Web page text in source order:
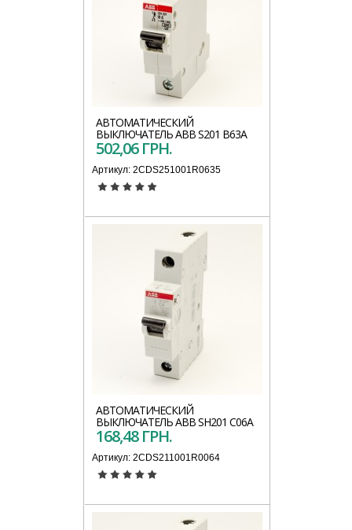
АВТОМАТИЧЕСКИЙ
ВЫКЛЮЧАТЕЛЬ АВВ S201 B63A
502,06 ГРН.
Артикул: 2CDS251001R0635
АВТОМАТИЧЕСКИЙ
ВЫКЛЮЧАТЕЛЬ АВВ SH201 C06A
168,48 ГРН.
Артикул: 2CDS211001R0064